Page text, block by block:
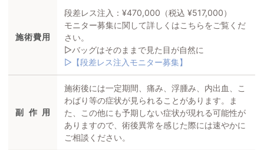
施術費用
段差レス注入：¥470,000（税込 ¥517,000）
モニター募集に関して詳しくはこちらをご覧くだ
さい。
▷バッグはそのままで見た目が自然に
▷【段差レス注入モニター募集】
副作用
施術後には一定期間、痛み、浮腫み、内出血、こ
わばり等の症状が見られることがあります。ま
た、この他にも予期しない症状が現れる可能性が
ありますので、術後異常を感じた際には速やかに
ご相談ください。